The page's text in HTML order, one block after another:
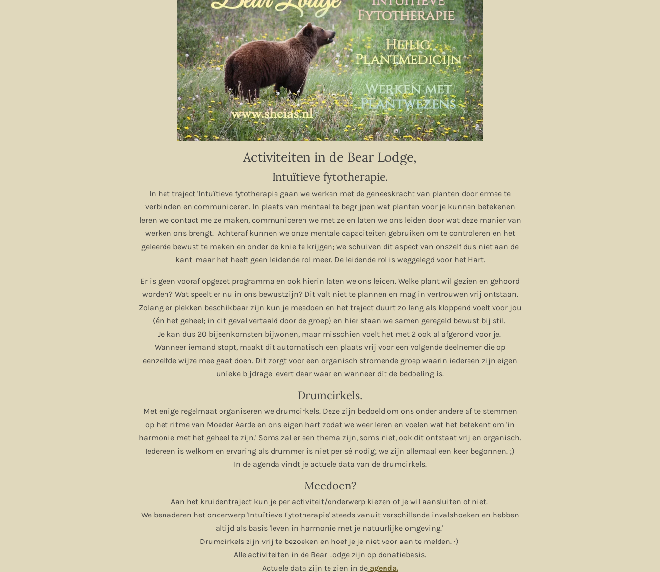
Activiteiten in de Bear Lodge,
Intuïtieve fytotherapie.
In het traject 'Intuïtieve fytotherapie gaan we werken met de geneeskracht van planten door ermee te
verbinden en communiceren. In plaats van mentaal te begrijpen wat planten voor je kunnen betekenen
leren we contact me ze maken, communiceren we met ze en laten we ons leiden door wat deze manier van
werken ons brengt. Achteraf kunnen we onze mentale capaciteiten gebruiken om te controleren en het
geleerde bewust te maken en onder de knie te krijgen; we schuiven dit aspect van onszelf dus niet aan de
kant, maar het heeft geen leidende rol meer. De leidende rol is weggelegd voor het Hart.
Er is geen vooraf opgezet programma en ook hierin laten we ons leiden. Welke plant wil gezien en gehoord
worden? Wat speelt er nu in ons bewustzijn? Dit valt niet te plannen en mag in vertrouwen vrij ontstaan.
Zolang er plekken beschikbaar zijn kun je meedoen en het traject duurt zo lang als kloppend voelt voor jou
(én het geheel; in dit geval vertaald door de groep) en hier staan we samen geregeld bewust bij stil.
Je kan dus 20 bijeenkomsten bijwonen, maar misschien voelt het met 2 ook al afgerond voor je.
Wanneer iemand stopt, maakt dit automatisch een plaats vrij voor een volgende deelnemer die op
eenzelfde wijze mee gaat doen. Dit zorgt voor een organisch stromende groep waarin iedereen zijn eigen
unieke bijdrage levert daar waar en wanneer dit de bedoeling is.
Drumcirkels.
Met enige regelmaat organiseren we drumcirkels. Deze zijn bedoeld om ons onder andere af te stemmen
op het ritme van Moeder Aarde en ons eigen hart zodat we weer leren en voelen wat het betekent om 'in
harmonie met het geheel te zijn.' Soms zal er een thema zijn, soms niet, ook dit ontstaat vrij en organisch.
Iedereen is welkom en ervaring als drummer is niet per sé nodig; we zijn allemaal een keer begonnen. ;)
In de agenda vindt je actuele data van de drumcirkels.
Meedoen?
Aan het kruidentraject kun je per activiteit/onderwerp kiezen of je wil aansluiten of niet.
We benaderen het onderwerp 'Intuïtieve Fytotherapie' steeds vanuit verschillende invalshoeken en hebben
altijd als basis 'leven in harmonie met je natuurlijke omgeving.'
Drumcirkels zijn vrij te bezoeken en hoef je je niet voor aan te melden. :)
Alle activiteiten in de Bear Lodge zijn op donatiebasis.
Actuele data zijn te zien in deagenda.